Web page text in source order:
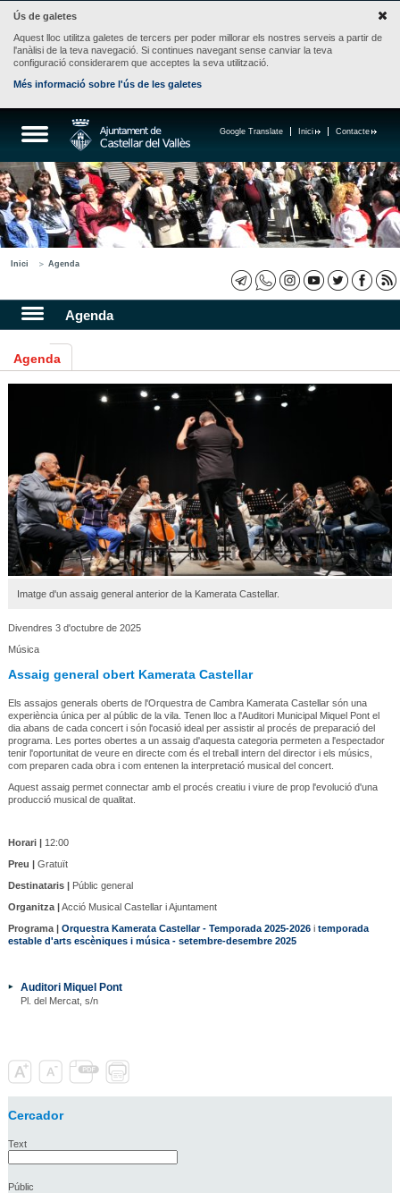
Ús de galetes
Aquest lloc utilitza galetes de tercers per poder millorar els nostres serveis a partir de
l'anàlisi de la teva navegació. Si continues navegant sense canviar la teva
configuració considerarem que acceptes la seva utilització.
Més informació sobre l'ús de les galetes
Contacte
Inici
Google Translate
Inici Agenda
Agenda
Agenda
Imatge d'un assaig general anterior de la Kamerata Castellar.
Divendres 3 d'octubre de 2025
Música
Assaig general obert Kamerata Castellar
Els assajos generals oberts de l'Orquestra de Cambra Kamerata Castellar són una
experiència única per al públic de la vila. Tenen lloc a l'Auditori Municipal Miquel Pont el
dia abans de cada concert i són l'ocasió ideal per assistir al procés de preparació del
programa. Les portes obertes a un assaig d'aquesta categoria permeten a l'espectador
tenir l'oportunitat de veure en directe com és el treball intern del director i els músics,
com preparen cada obra i com entenen la interpretació musical del concert.
Aquest assaig permet connectar amb el procés creatiu i viure de prop l'evolució d'una
producció musical de qualitat.
Horari |12:00
Preu |Gratuït
Destinataris |Públic general
Organitza |Acció Musical Castellar i Ajuntament
Programa | Orquestra Kamerata Castellar - Temporada 2025-2026i temporada
estable d'arts escèniques i música - setembre-desembre 2025
Auditori Miquel Pont
Pl. del Mercat, s/n
Cercador
Text
Públic